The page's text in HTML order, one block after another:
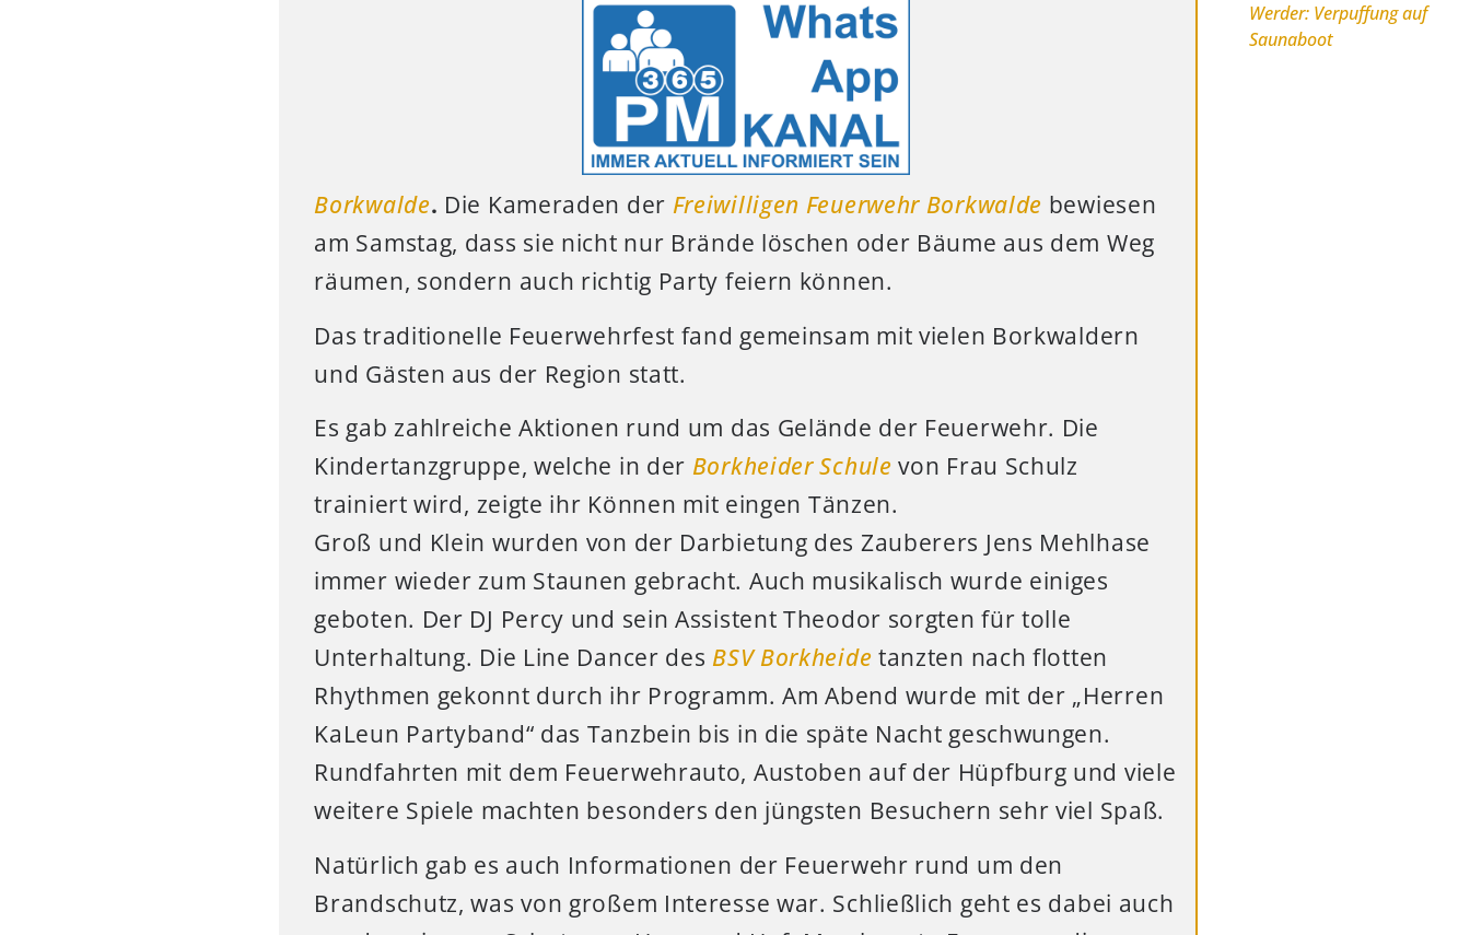
Borkwalde. Die Kameraden der Freiwilligen Feuerwehr Borkwalde bewiesen
am Samstag, dass sie nicht nur Brände löschen oder Bäume aus dem Weg
räumen, sondern auch richtig Party feiern können.
Das traditionelle Feuerwehrfest fand gemeinsam mit vielen Borkwaldern
und Gästen aus der Region statt.
Es gab zahlreiche Aktionen rund um das Gelände der Feuerwehr. Die
Kindertanzgruppe, welche in der Borkheider Schule von Frau Schulz
trainiert wird, zeigte ihr Können mit eingen Tänzen.
Groß und Klein wurden von der Darbietung des Zauberers Jens Mehlhase
immer wieder zum Staunen gebracht. Auch musikalisch wurde einiges
geboten. Der DJ Percy und sein Assistent Theodor sorgten für tolle
Unterhaltung. Die Line Dancer des BSV Borkheide tanzten nach flotten
Rhythmen gekonnt durch ihr Programm. Am Abend wurde mit der „Herren
KaLeun Partyband“ das Tanzbein bis in die späte Nacht geschwungen.
Rundfahrten mit dem Feuerwehrauto, Austoben auf der Hüpfburg und viele
weitere Spiele machten besonders den jüngsten Besuchern sehr viel Spaß.
Natürlich gab es auch Informationen der Feuerwehr rund um den
Brandschutz, was von großem Interesse war. Schließlich geht es dabei auch
Werder: Verpuffung auf
Saunaboot